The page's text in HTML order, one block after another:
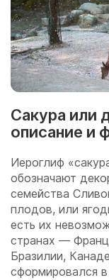
Сакура или
описание и
Иероглиф
обозначают
семейства
плодов, или
есть их
странах —
Бразилии,
сформировался